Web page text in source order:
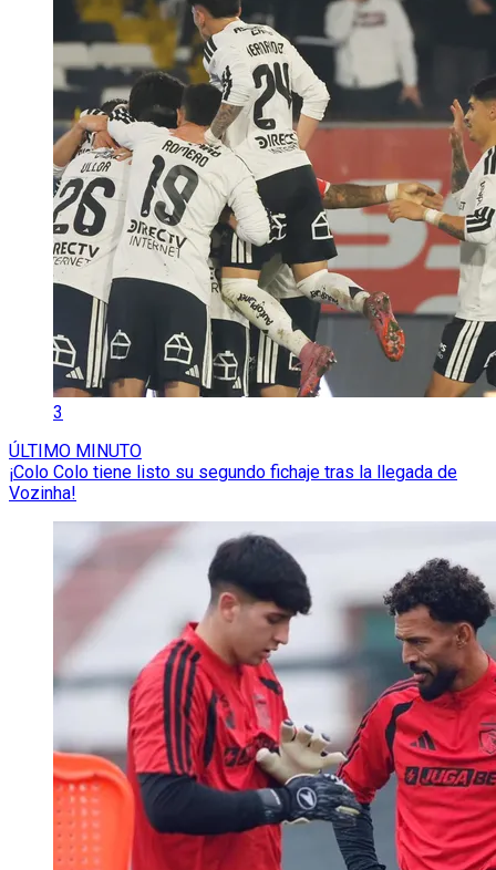
3
ÚLTIMO MINUTO
¡Colo Colo tiene listo su segundo fichaje tras la llegada de
Vozinha!